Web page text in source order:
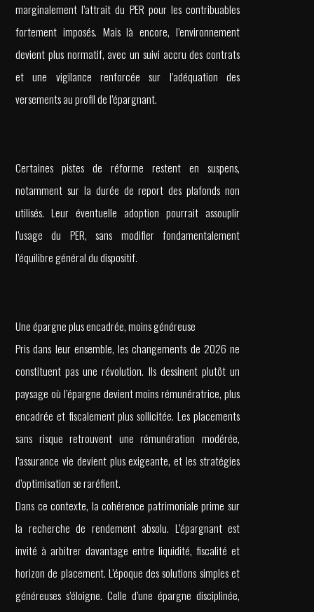
marginalement l’attrait du PER pour les contribuables
fortement imposés. Mais là encore, l’environnement
devient plus normatif, avec un suivi accru des contrats
et une vigilance renforcée sur l’adéquation des
versements au profil de l’épargnant.
Certaines pistes de réforme restent en suspens,
notamment sur la durée de report des plafonds non
utilisés. Leur éventuelle adoption pourrait assouplir
l’usage du PER, sans modifier fondamentalement
l’équilibre général du dispositif.
Une épargne plus encadrée, moins généreuse
Pris dans leur ensemble, les changements de 2026 ne
constituent pas une révolution. Ils dessinent plutôt un
paysage où l’épargne devient moins rémunératrice, plus
encadrée et fiscalement plus sollicitée. Les placements
sans risque retrouvent une rémunération modérée,
l’assurance vie devient plus exigeante, et les stratégies
d’optimisation se raréfient.
Dans ce contexte, la cohérence patrimoniale prime sur
la recherche de rendement absolu. L’épargnant est
invité à arbitrer davantage entre liquidité, fiscalité et
horizon de placement. L’époque des solutions simples et
généreuses s’éloigne. Celle d’une épargne disciplinée,